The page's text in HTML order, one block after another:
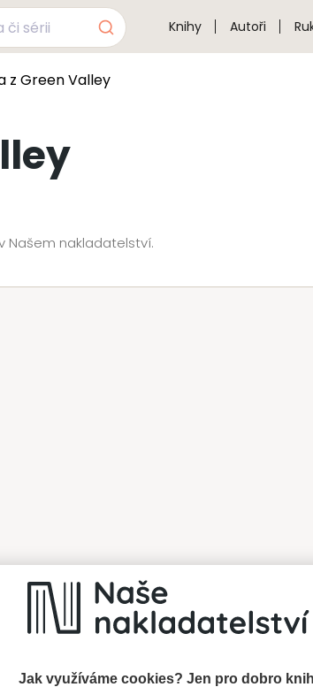
Jak využíváme cookies? Jen pro dobro
Knihy Autoři
z Green Valley
Našem nakladatelství.